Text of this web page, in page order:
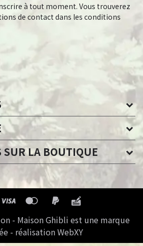
à tout moment. Vous trouverez
de contact dans les conditions
SUR LA BOUTIQUE
- Maison Ghibli est une marque
- réalisation WebXY